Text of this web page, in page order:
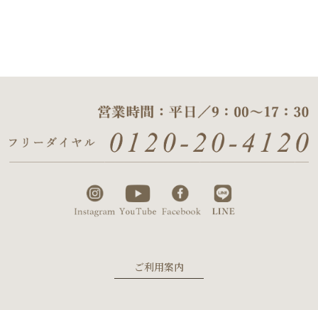
ご利用案内